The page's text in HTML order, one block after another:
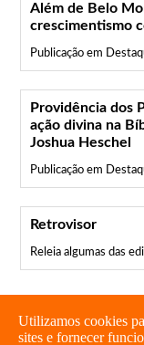
Além de Belo
crescimentismo
Publicação em
Providência dos
ação divina na
Joshua Heschel
Publicação em
Retrovisor
Releia algumas das
Utilizamos cookies
sites e fornecer